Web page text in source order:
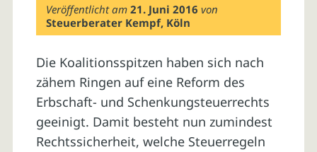
Veröffentlicht am21. Juni 2016 von
Steuerberater Kempf, Köln
Die Koalitionsspitzen haben sich nach
zähem Ringen auf eine Reform des
Erbschaft- und Schenkungsteuerrechts
geeinigt. Damit besteht nun zumindest
Rechtssicherheit, welche Steuerregeln